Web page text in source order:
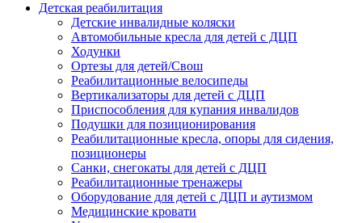
Детская реабилитация
Детские инвалидные коляски
Автомобильные кресла для детей с ДЦП
Ходунки
Ортезы для детей/Свош
Реабилитационные велосипеды
Вертикализаторы для детей с ДЦП
Приспособления для купания инвалидов
Подушки для позиционирования
Реабилитационные кресла, опоры для сидения,
позиционеры
Санки, снегокаты для детей с ДЦП
Реабилитационные тренажеры
Оборудование для детей с ДЦП и аутизмом
Медицинские кровати